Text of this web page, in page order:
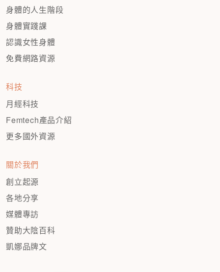
身體的人生階段
身體實踐課
認識女性身體
免費網路資源
科技
月經科技
Femtech產品介紹
更多國外資源
關於我們
創立起源
各地分享
媒體專訪
贊助大陰百科
凱娜品牌文